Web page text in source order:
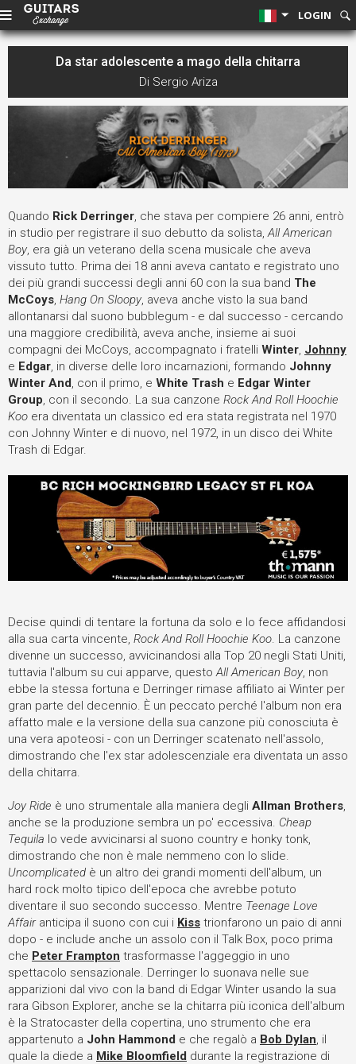
LOGIN
Da star adolescente a mago della chitarra
Di Sergio Ariza
Quando Rick Derringer, che stava per compiere 26 anni, entrò
in studio per registrare il suo debutto da solista,All American
Boy, era già un veterano della scena musicale che aveva
vissuto tutto. Prima dei 18 anni aveva cantato e registrato uno
dei più grandi successi degli anni 60 con la sua band The
McCoys, Hang On Sloopy, aveva anche visto la sua band
allontanarsi dal suono bubblegum - e dal successo - cercando
una maggiore credibilità, aveva anche, insieme ai suoi
compagni dei McCoys, accompagnato i fratelli Winter, Johnny
e Edgar, in diverse delle loro incarnazioni, formando Johnny
Winter And, con il primo, e White Trash e Edgar Winter
Group, con il secondo. La sua canzone Rock And Roll Hoochie
Koo era diventata un classico ed era stata registrata nel 1970
con Johnny Winter e di nuovo, nel 1972, in un disco dei White
Trash di Edgar.
Decise quindi di tentare la fortuna da solo e lo fece affidandosi
alla sua carta vincente, Rock And Roll Hoochie Koo . La canzone
divenne un successo, avvicinandosi alla Top 20 negli Stati Uniti,
tuttavia l'album su cui apparve, questo All American Boy , non
ebbe la stessa fortuna e Derringer rimase affiliato ai Winter per
gran parte del decennio. È un peccato perché l'album non era
affatto male e la versione della sua canzone più conosciuta è
una vera apoteosi - con un Derringer scatenato nell'assolo,
dimostrando che l'ex star adolescenziale era diventata un asso
della chitarra.
Joy Ride è uno strumentale alla maniera degli Allman Brothers
anche se la produzione sembra un po' eccessiva. Cheap
Tequila lo vede avvicinarsi al suono country e honky tonk,
dimostrando che non è male nemmeno con lo slide.
Uncomplicated è un altro dei grandi momenti dell'album, un
hard rock molto tipico dell'epoca che avrebbe potuto
diventare il suo secondo successo. Mentre Teenage Love
Affairanticipa il suono con cui i Kiss trionfarono un paio di anni
dopo - e include anche un assolo con il Talk Box, poco prima
che Peter Frampton trasformasse l'aggeggio in uno
spettacolo sensazionale. Derringer lo suonava nelle sue
apparizioni dal vivo con la band di Edgar Winter usando la sua
rara Gibson Explorer, anche se la chitarra più iconica dell'album
è la Stratocaster della copertina, uno strumento che era
appartenuto a John Hammond e che regalò a Bob Dylan , il
quale la diede a Mike Bloomfield durante la registrazione di